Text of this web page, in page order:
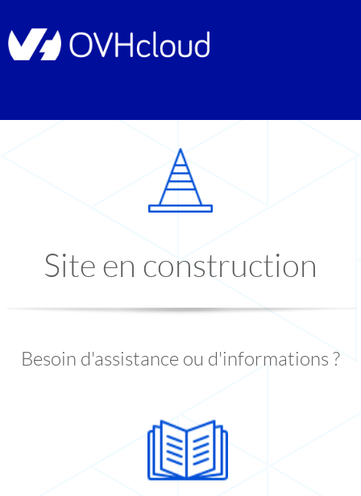
Site en construction
Besoin d'assistance ou d'informations ?